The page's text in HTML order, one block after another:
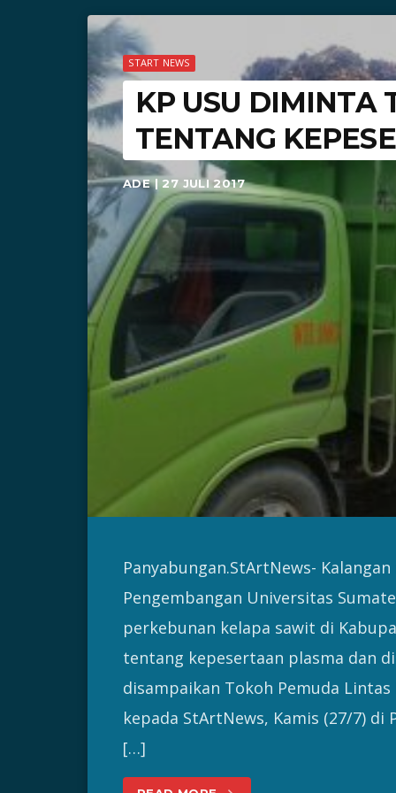
START NEWS
KP USU DIMINTA
TENTANG
ADE | 27 JULI 2017
Panyabungan.StArtNews-
Pengembangan Universitas
perkebunan kelapa sawit di
tentang kepesertaan plasma dan
disampaikan Tokoh Pemuda
kepada StArtNews, Kamis (27/7) di
[…]